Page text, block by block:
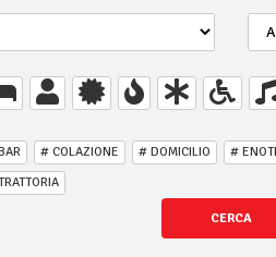
# COLAZIONE # DOMICILIO #
CERCA